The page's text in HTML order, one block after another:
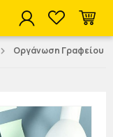
Οργάνωση Γραφείου